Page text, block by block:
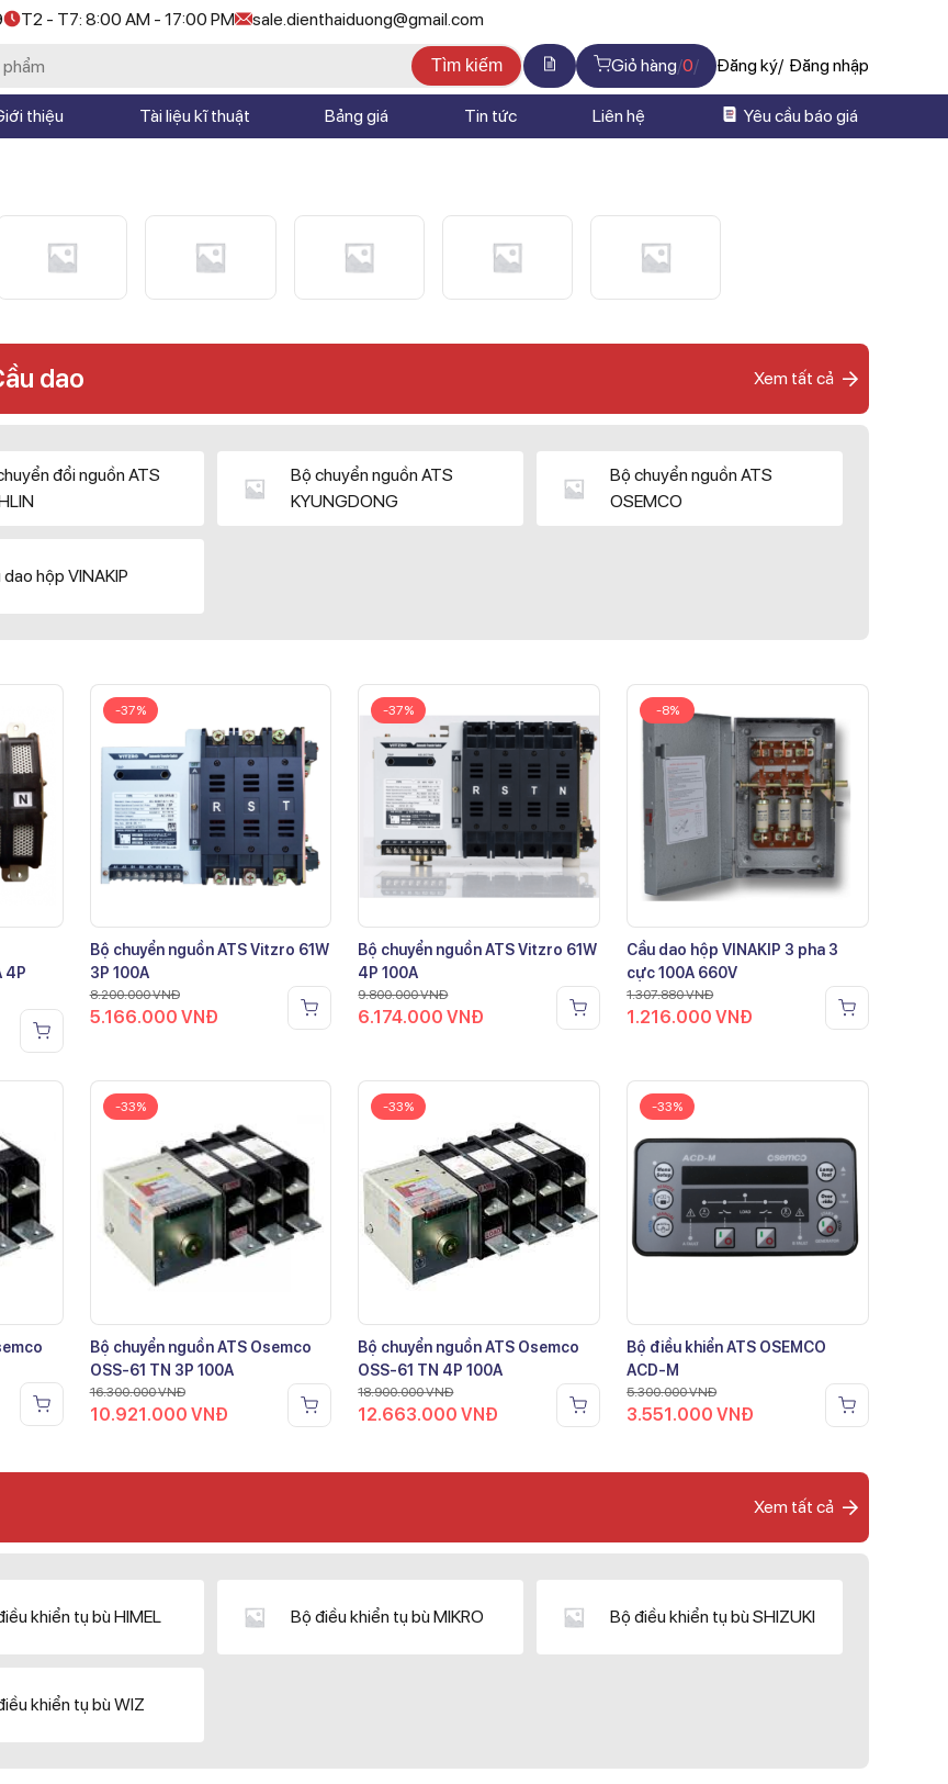
T2 - T7: 8:00 AM - 17:00 PM sale.dienthaiduong@gmail.com
Tìm kiếm Giỏ hàng 0 Đăng ký Đăng nhập
thiệu Tài liệu kĩ thuật Bảng giá Tin tức Liên hệ Yêu cầu báo giá
dao Xem tất cả
đổi nguồn ATS
Bộ chuyển nguồn ATS
KYUNGDONG
Bộ chuyển nguồn ATS
OSEMCO
dao hộp VINAKIP
4P
-37%
Bộ chuyển nguồn ATS Vitzro 61W
3P 100A
8.200.000VNĐ
5.166.000 VNĐ
-37%
Bộ chuyển nguồn ATS Vitzro 61W
4P 100A
9.800.000VNĐ
6.174.000VNĐ
-8%
Cầu dao hộp VINAKIP 3 pha 3
cực 100A 660V
1.307.880VNĐ
1.216.000VNĐ
-33%
Bộ chuyển nguồn ATS Osemco
OSS-61 TN 3P 100A
16.300.000VNĐ
10.921.000 VNĐ
-33%
Bộ chuyển nguồn ATS Osemco
OSS-61 TN 4P 100A
18.900.000VNĐ
12.663.000VNĐ
-33%
Bộ điều khiển ATS OSEMCO
ACD-M
5.300.000VNĐ
3.551.000VNĐ
Xem tất cả
khiển tụ bù HIMEL Bộ điều khiển tụ bù MIKRO Bộ điều khiển tụ bù SHIZUKI
khiển tụ bù WIZ